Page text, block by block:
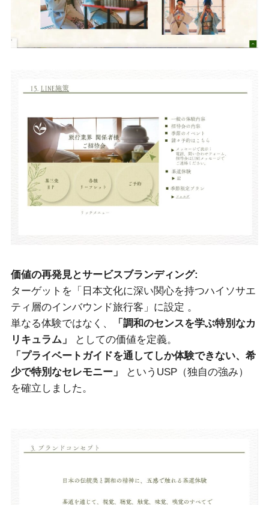
価値の再発見とサービスブランディング:
ターゲットを「日本文化に深い関心を持つハイソサエ
ティ層のインバウンド旅行客」に設定 。
単なる体験ではなく、
「調和のセンスを学ぶ特別なカ
リキュラム」
としての価値を定義。
「プライベートガイドを通してしか体験できない、希
少で特別なセレモニー」
というUSP（独自の強み）
を確立しました。